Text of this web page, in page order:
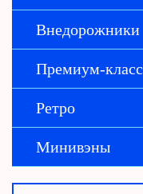
Внедорожники
Премиум-класс
Ретро
Минивэны